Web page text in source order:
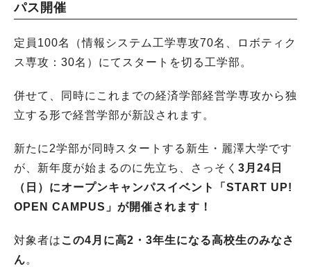
パス開催
定員100名（情報システム工学専攻70名、ロボティク
ス専攻：30名）にてスタートを切る工学部。
併せて、同時にこれまでの経済学部経営学専攻から独
立する形で経営学部が新設されます。
新たに2学部が同時スタートする新生・麗澤大学です
が、新年度が始まるのに先立ち、さっそく 3月24日
（日）にオープンキャンパスイベント「START UP!
OPEN CAMPUS」が開催されます！
対象者は この4月に高2・3年生になる高校生のみなさ
ん。